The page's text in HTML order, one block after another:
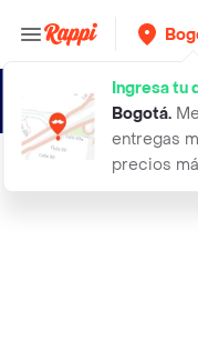
Ingresa tu
Bogotá.
entregas
precios
1 careta